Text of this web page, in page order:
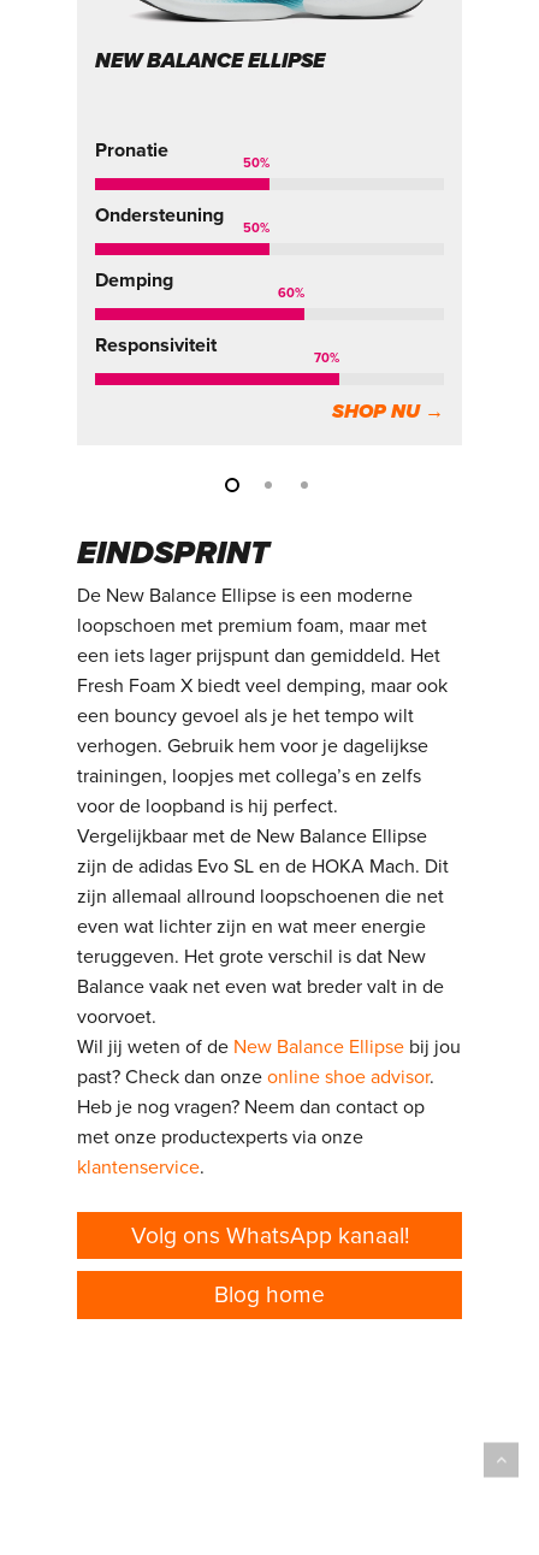
NEW BALANCE ELLIPSE
Pronatie
50%
Ondersteuning
50%
Demping
60%
Responsiviteit
70%
SHOP NU →
EINDSPRINT
De New Balance Ellipse is een moderne
loopschoen met premium foam, maar met
een iets lager prijspunt dan gemiddeld. Het
Fresh Foam X biedt veel demping, maar ook
een bouncy gevoel als je het tempo wilt
verhogen. Gebruik hem voor je dagelijkse
trainingen, loopjes met collega’s en zelfs
voor de loopband is hij perfect.
Vergelijkbaar met de New Balance Ellipse
zijn de adidas Evo SL en de HOKA Mach. Dit
zijn allemaal allround loopschoenen die net
even wat lichter zijn en wat meer energie
teruggeven. Het grote verschil is dat New
Balance vaak net even wat breder valt in de
voorvoet.
Wil jij weten of de New Balance Ellipse bij jou
past? Check dan onzeonline shoe advisor.
Heb je nog vragen? Neem dan contact op
met onze productexperts via onze
klantenservice.
Volg ons WhatsApp kanaal!
Blog home